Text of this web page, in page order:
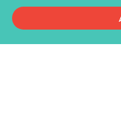
_Email address